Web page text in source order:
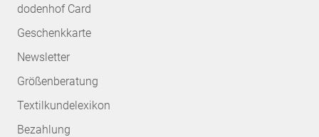
dodenhof Card
Geschenkkarte
Newsletter
Größenberatung
Textilkundelexikon
Bezahlung